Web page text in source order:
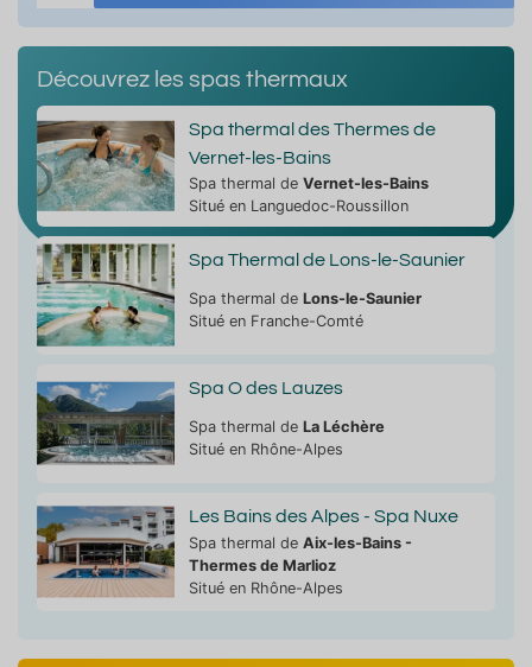
Découvrez les spas thermaux
Spa thermal des Thermes de
Vernet-les-Bains
Spa thermal de Vernet-les-Bains
Situé en Languedoc-Roussillon
Spa Thermal de Lons-le-Saunier
Spa thermal de Lons-le-Saunier
Situé en Franche-Comté
Spa O des Lauzes
Spa thermal de La Léchère
Situé en Rhône-Alpes
Les Bains des Alpes - Spa Nuxe
Spa thermal de Aix-les-Bains -
Thermes de Marlioz
Situé en Rhône-Alpes